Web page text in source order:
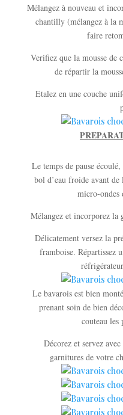
Mélangez à nouveau et
chantilly (mélangez à la
faire
Verifiez que la mousse de
de répartir la
Etalez en une couche
Le temps de pause
bol d’eau froide avant
micro-ondes
Mélangez et incorporez la
Délicatement versez la
framboise. Répartissez
Le bavarois est bien
prenant soin de bien
couteau les
Décorez et servez
garnitures de votre